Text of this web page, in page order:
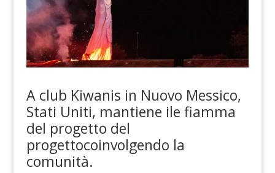
A club Kiwanis in Nuovo Messico,
Stati Uniti, mantiene ile fiamma
del progetto del
progettocoinvolgendo la
comunità.